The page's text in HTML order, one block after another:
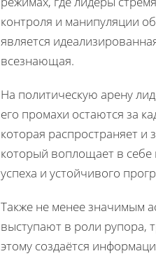
контроля и манипуляции
является
всезнающая.
На политическую арену
его промахи остаются за
которая распространяет
который воплощает в себе
успеха и устойчивого
Также не менее значимым
выступают в роли рупора,
этому создаётся